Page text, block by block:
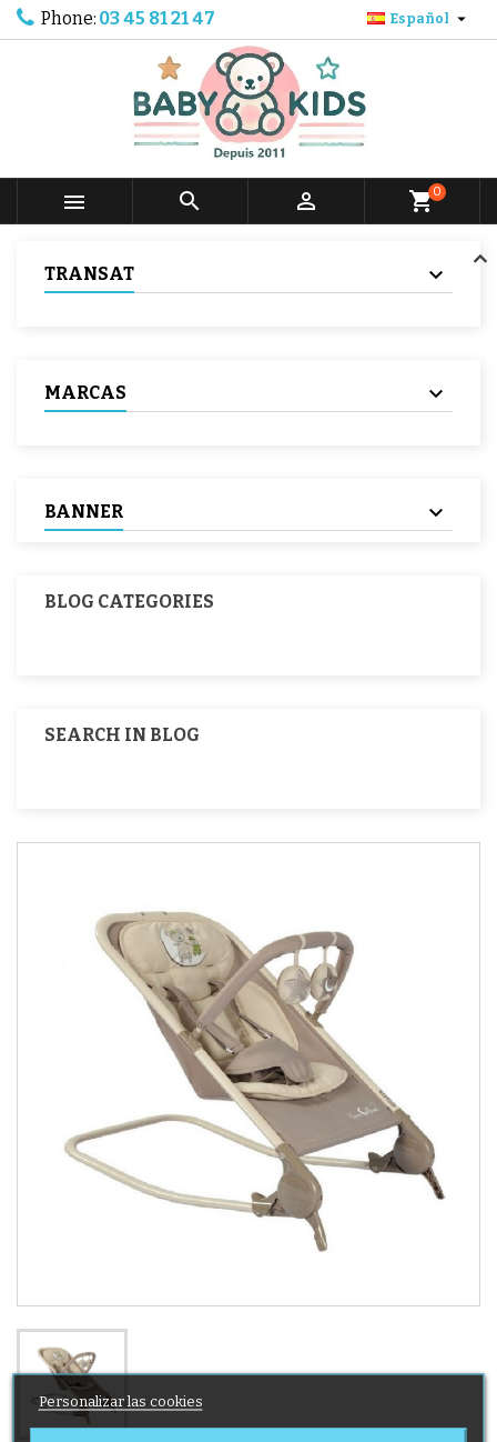
Phone: 03 45 81 21 47 Español 
   shopping_cart0
TRANSAT
MARCAS
BANNER
BLOG CATEGORIES
SEARCH IN BLOG
Personalizar las cookies